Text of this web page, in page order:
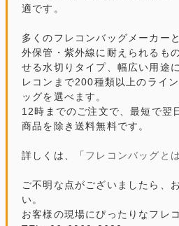
適です。
多くのフレコンバッグメーカー
外保管・紫外線に耐えられるも
せる水切りタイプ、幅広い用途
レコンまで200種類以上のライ
ッグを選べます。
12時までのご注文で、最短で翌
商品を除き送料無料です。
詳しくは、「フレコンバッグとは
ご不明な点がございましたら、
い。
お客様の現場にぴったりなフレ